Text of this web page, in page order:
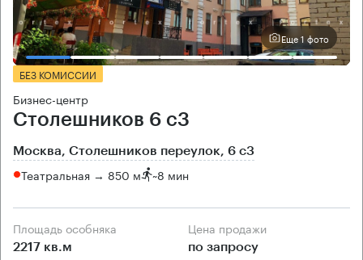
Еще 1 фото
БЕЗ КОМИССИИ
Бизнес-центр
Столешников 6 с3
Москва, Столешников переулок, 6 с3
Театральная → 850 м ~8 мин
Площадь особняка
2217 кв.м
Цена продажи
по запросу